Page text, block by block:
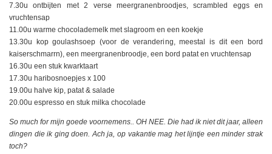
7.30u ontbijten met 2 verse meergranenbroodjes, scrambled eggs en
vruchtensap
11.00u warme chocolademelk met slagroom en een koekje
13.30u kop goulashsoep (voor de verandering, meestal is dit een bord
kaiserschmarrn), een meergranenbroodje, een bord patat en vruchtensap
16.30u een stuk kwarktaart
17.30u haribosnoepjes x 100
19.00u halve kip, patat & salade
20.00u espresso en stuk milka chocolade
So much for mijn goede voornemens.. OH NEE. Die had ik niet dit jaar, alleen
dingen die ik ging doen. Ach ja, op vakantie mag het lijntje een minder strak
toch?